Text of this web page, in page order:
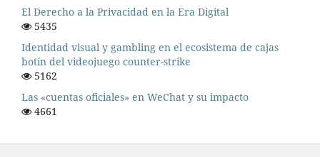
El Derecho a la Privacidad en la Era Digital
5435
Identidad visual y gambling en el ecosistema de cajas
botín del videojuego counter-strike
5162
Las «cuentas oficiales» en WeChat y su impacto
4661